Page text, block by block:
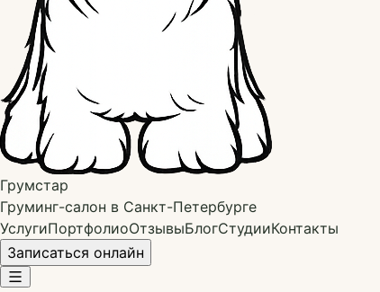
Грумстар
Груминг-салон в Санкт-Петербурге
УслугиПортфолиоОтзывыБлогСтудииКонтакты
Записаться онлайн